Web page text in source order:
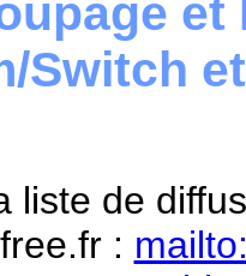
et
Switch
liste de
: